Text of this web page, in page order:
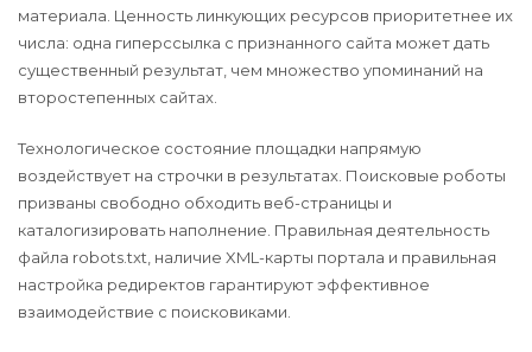
материала. Ценность линкующих ресурсов приоритетнее их
числа: одна гиперссылка с признанного сайта может дать
существенный результат, чем множество упоминаний на
второстепенных сайтах.
Технологическое состояние площадки напрямую
воздействует на строчки в результатах. Поисковые роботы
призваны свободно обходить веб-страницы и
каталогизировать наполнение. Правильная деятельность
файла robots.txt, наличие XML-карты портала и правильная
настройка редиректов гарантируют эффективное
взаимодействие с поисковиками.